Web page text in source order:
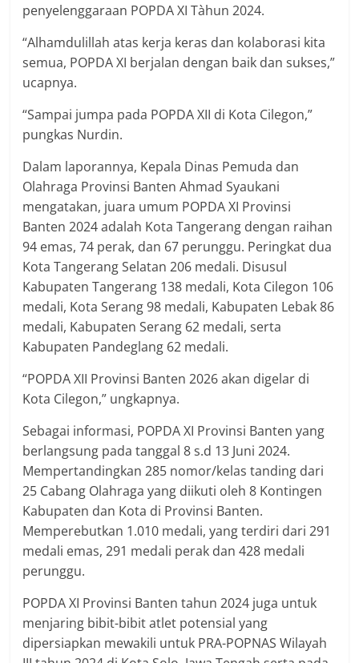
penyelenggaraan POPDA XI Tàhun 2024.
“Alhamdulillah atas kerja keras dan kolaborasi kita
semua, POPDA XI berjalan dengan baik dan sukses,”
ucapnya.
“Sampai jumpa pada POPDA XII di Kota Cilegon,”
pungkas Nurdin.
Dalam laporannya, Kepala Dinas Pemuda dan
Olahraga Provinsi Banten Ahmad Syaukani
mengatakan, juara umum POPDA XI Provinsi
Banten 2024 adalah Kota Tangerang dengan raihan
94 emas, 74 perak, dan 67 perunggu. Peringkat dua
Kota Tangerang Selatan 206 medali. Disusul
Kabupaten Tangerang 138 medali, Kota Cilegon 106
medali, Kota Serang 98 medali, Kabupaten Lebak 86
medali, Kabupaten Serang 62 medali, serta
Kabupaten Pandeglang 62 medali.
“POPDA XII Provinsi Banten 2026 akan digelar di
Kota Cilegon,” ungkapnya.
Sebagai informasi, POPDA XI Provinsi Banten yang
berlangsung pada tanggal 8 s.d 13 Juni 2024.
Mempertandingkan 285 nomor/kelas tanding dari
25 Cabang Olahraga yang diikuti oleh 8 Kontingen
Kabupaten dan Kota di Provinsi Banten.
Memperebutkan 1.010 medali, yang terdiri dari 291
medali emas, 291 medali perak dan 428 medali
perunggu.
POPDA XI Provinsi Banten tahun 2024 juga untuk
menjaring bibit-bibit atlet potensial yang
dipersiapkan mewakili untuk PRA-POPNAS Wilayah